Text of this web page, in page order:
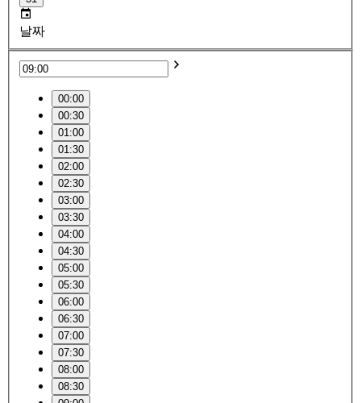
날짜
00:00
00:30
01:00
01:30
02:00
02:30
03:00
03:30
04:00
04:30
05:00
05:30
06:00
06:30
07:00
07:30
08:00
08:30